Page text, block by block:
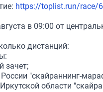
https://toplist.run/race/
в 09:00 от
дистанций:
зачет;
"скайраннинг-
области